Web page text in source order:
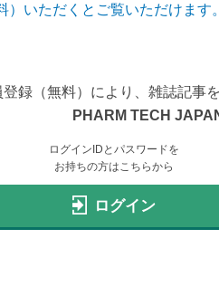
）いただくとご覧いただけます
登録（無料）により、雑誌記事
PHARM TECH
ログインIDとパスワードを
お持ちの方はこちらから
ログイン